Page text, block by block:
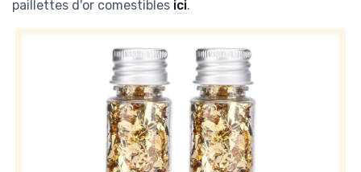
paillettes d'or comestibles ici.